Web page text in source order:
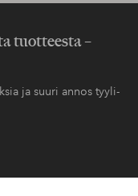
tuotteesta –
ja suuri annos tyyli-